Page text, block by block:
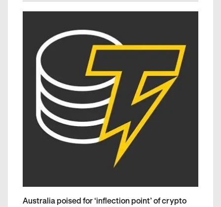
Australia poised for ‘inflection point’ of crypto